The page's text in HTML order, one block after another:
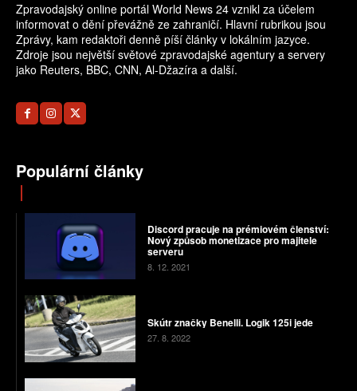
Zpravodajský online portál World News 24 vznikl za účelem
informovat o dění převážně ze zahraničí. Hlavní rubrikou jsou
Zprávy, kam redaktoři denně píší články v lokálním jazyce.
Zdroje jsou největší světové zpravodajské agentury a servery
jako Reuters, BBC, CNN, Al-Džazíra a další.
Populární články
Discord pracuje na prémiovém členství:
Nový způsob monetizace pro majitele
serveru
8. 12. 2021
Skútr značky Benelli. Logik 125i jede
27. 8. 2022